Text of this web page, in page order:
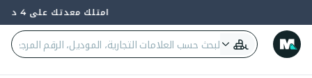
امتلك معدتك على 4 دفعات — 0% فائدة وبدون بنك